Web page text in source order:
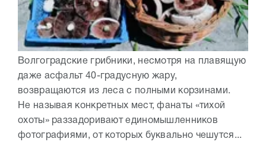
Волгоградские грибники, несмотря на плавящую
даже асфальт 40-градусную жару,
возвращаются из леса с полными корзинами.
Не называя конкретных мест, фанаты «тихой
охоты» раззадоривают единомышленников
фотографиями, от которых буквально чешутся...